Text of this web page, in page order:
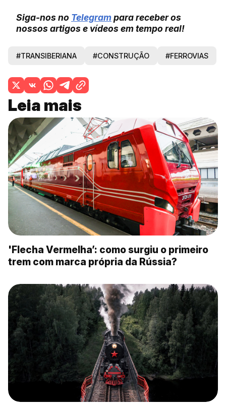
Siga-nos no Telegrampara receber os
nossos artigos e vídeos em tempo real!
#TRANSIBERIANA #CONSTRUÇÃO #FERROVIAS
Leia mais
'Flecha Vermelha’: como surgiu o primeiro
trem com marca própria da Rússia?